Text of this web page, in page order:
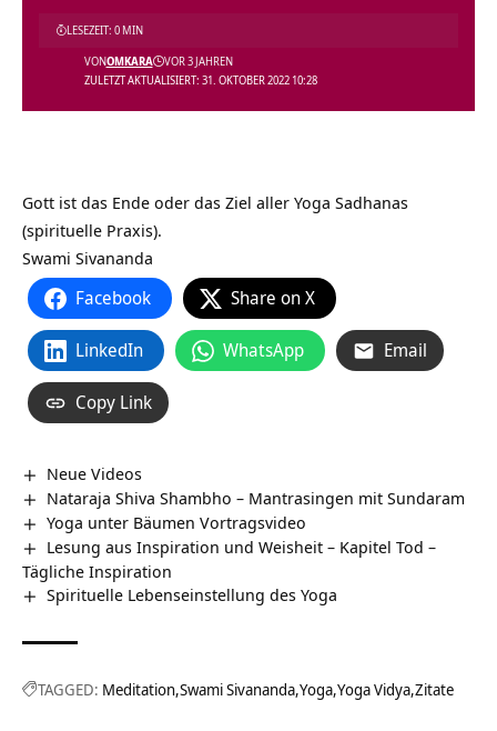
ZULETZT AKTUALISIERT: 31. OKTOBER 2022 10:28
VONOMKARA VOR 3 JAHREN
LESEZEIT: 0 MIN
Gott ist das Ende oder das Ziel aller Yoga Sadhanas
(spirituelle Praxis).
Swami Sivananda
Facebook Share on X
LinkedIn WhatsApp Email
Copy Link
Neue Videos
Nataraja Shiva Shambho – Mantrasingen mit Sundaram
Yoga unter Bäumen Vortragsvideo
Lesung aus Inspiration und Weisheit – Kapitel Tod –
Tägliche Inspiration
Spirituelle Lebenseinstellung des Yoga
TAGGED: Meditation Swami Sivananda Yoga Yoga Vidya Zitate